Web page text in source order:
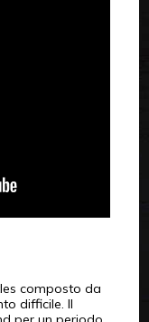
composto da
difficile. Il